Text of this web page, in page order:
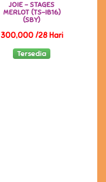
JOIE - STAGES
MERLOT (TS-IB16)
(SBY)
300,000 /28 Hari
Tersedia